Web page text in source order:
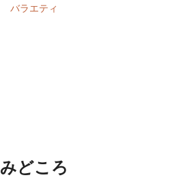
バラエティ
みどころ